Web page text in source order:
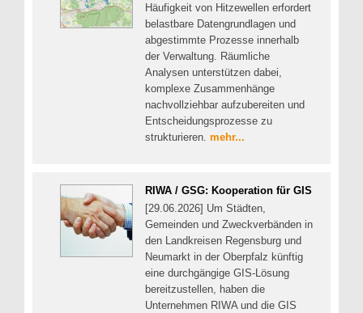
Häufigkeit von Hitzewellen erfordert
belastbare Datengrundlagen und
abgestimmte Prozesse innerhalb
der Verwaltung. Räumliche
Analysen unterstützen dabei,
komplexe Zusammenhänge
nachvollziehbar aufzubereiten und
Entscheidungsprozesse zu
strukturieren. mehr...
RIWA / GSG: Kooperation für GIS
[29.06.2026] Um Städten,
Gemeinden und Zweckverbänden in
den Landkreisen Regensburg und
Neumarkt in der Oberpfalz künftig
eine durchgängige GIS-Lösung
bereitzustellen, haben die
Unternehmen RIWA und die GIS